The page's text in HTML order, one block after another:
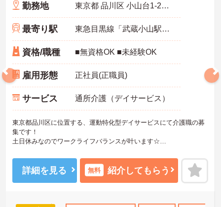
勤務地 東京都 品川区 小山台1-26-19
最寄り駅 東急目黒線「武蔵小山駅」徒歩4分
資格/職種 ■無資格OK ■未経験OK
雇用形態 正社員(正職員)
サービス 通所介護（デイサービス）
東京都品川区に位置する、運動特化型デイサービスにて介護職の募
集です！
土日休みなのでワークライフバランスが叶います☆
ご興味のある方には、面接対策ポイントなど、さらに詳細をお話し
いたしますのでお気軽にご相談ください！
詳細を見る 無料 紹介してもらう